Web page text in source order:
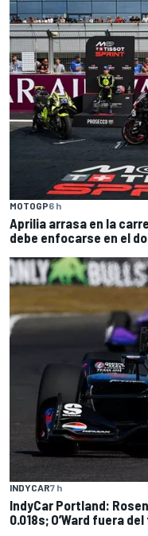
MOTOGP6 h
Aprilia arrasa en la
debe enfocarse en el
INDYCAR7 h
IndyCar Portland:
0.018s; O’Ward fuera